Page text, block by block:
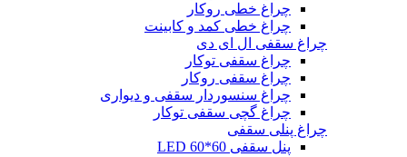
چراغ خطی روکار
چراغ خطی کمد و کابینت
چراغ سقفی ال ای دی
چراغ سقفی توکار
چراغ سقفی روکار
چراغ سنسوردار سقفی و دیواری
چراغ گچی سقفی توکار
چراغ پنلی سقفی
پنل سقفی 60*60 LED